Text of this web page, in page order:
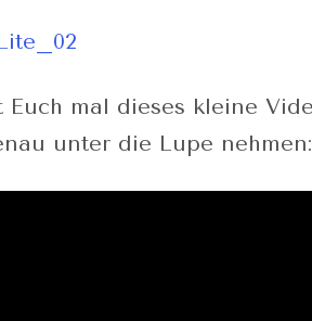
Euch mal dieses kleine
unter die Lupe nehmen: